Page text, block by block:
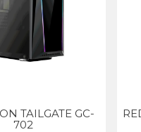
TAILGATE GC-
702